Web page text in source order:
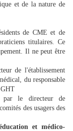
et de la nature de
de CME et de
titulaires. Ce
Il ne peut être
de l'établissement
du responsable
par le directeur de
des usagers des
et médico-